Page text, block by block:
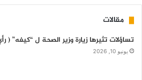
مقالات
تساؤلات تثيرها زيارة وزير الصحة ل “كيفه” (
يونيو 10, 2026